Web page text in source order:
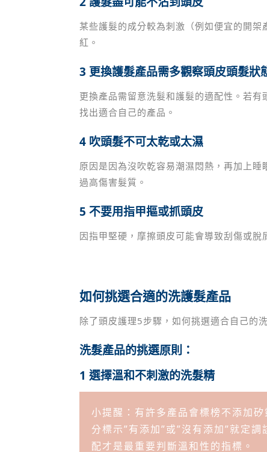
某些護髮的成分較為刺激（例如便宜的開
紅。
3 更換護髮產品需多觀察頭皮頭髮狀
更換產品需留意洗髮和護髮的適配性。若
找出適合自己的產品。
4 吹頭髮不可太乾或太濕
原因是因為沒吹乾容易潮濕悶熱，再加上
過高傷害髮質。
5 不要用指甲摳或抓頭皮
因指甲堅硬，摩擦頭皮可能會導致刮傷或
如何挑選合適的洗護髮產品
除了頭皮護理5步驟，如何挑選適合自己的
洗髮產品的挑選原則：
1 選擇溫和不刺激的洗髮精
小提醒：有許多產品會標榜不添加
分標示”有添加”或”沒有添加”就定
配才是最重要判斷溫和性的指標。